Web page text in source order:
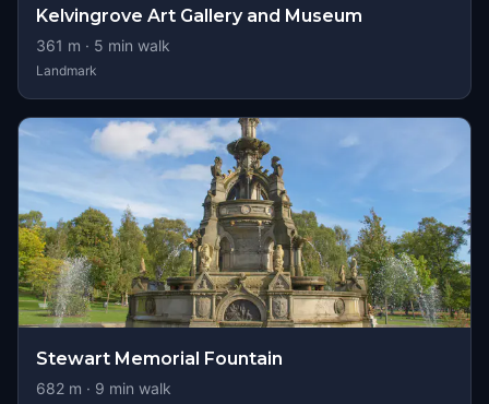
Kelvingrove Art Gallery and Museum
361 m · 5 min walk
Landmark
Stewart Memorial Fountain
682 m · 9 min walk